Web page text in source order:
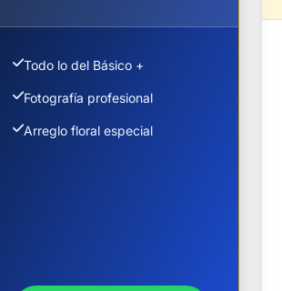
Todo lo del Básico +
Fotografía profesional
Arreglo floral especial